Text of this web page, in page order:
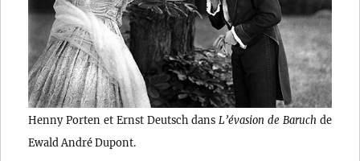
Henny Porten et Ernst Deutsch dans L’évasion de Baruch de
Ewald André Dupont.